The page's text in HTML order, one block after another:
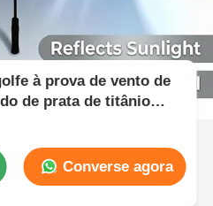
à prova de vento de
de prata de titânio
de 100 km/h
Converse agora